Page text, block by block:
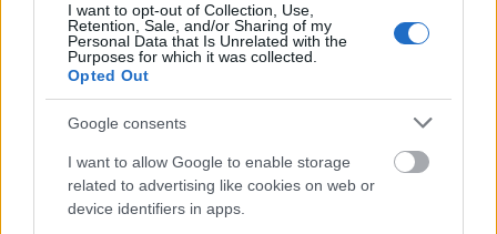
I want to opt-out of Collection, Use,
Retention, Sale, and/or Sharing of my
Personal Data that Is Unrelated with the
Purposes for which it was collected.
Opted Out
Google consents
I want to allow Google to enable storage
related to advertising like cookies on web or
device identifiers in apps.
M1 bővítés: már zajlik a teljesen új
Bicske Kelet csomópont építése
Új gyalogosátkelők és jelzőlámpás
csomópont épül Angyalföldön